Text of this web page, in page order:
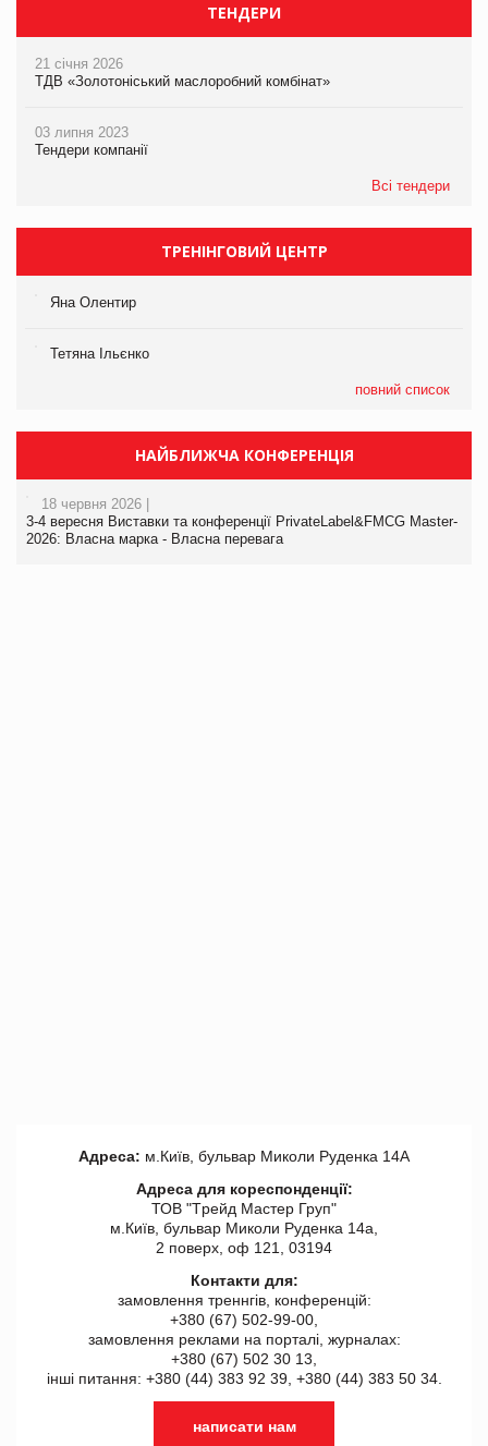
ТЕНДЕРИ
21 січня 2026
ТДВ «Золотоніський маслоробний комбінат»
03 липня 2023
Тендери компанії
Всі тендери
ТРЕНІНГОВИЙ ЦЕНТР
Яна Олентир
Тетяна Ільєнко
повний список
НАЙБЛИЖЧА КОНФЕРЕНЦІЯ
18 червня 2026 |
3-4 вересня Виставки та конференції PrivateLabel&FMCG Master-
2026: Власна марка - Власна перевага
Адреса: м.Київ, бульвар Миколи Руденка 14А
Адреса для кореспонденції:
ТОВ "Tрейд Мастер Груп"
м.Київ, бульвар Миколи Руденка 14а,
2 поверх, оф 121, 03194
Контакти для:
замовлення треннгів, конференцій:
+380 (67) 502-99-00,
замовлення реклами на порталі, журналах:
+380 (67) 502 30 13,
інші питання: +380 (44) 383 92 39, +380 (44) 383 50 34.
написати нам